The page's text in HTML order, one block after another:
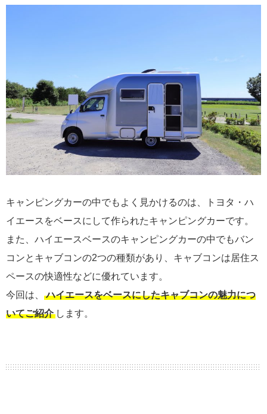
キャンピングカーの中でもよく見かけるのは、トヨタ・ハ
イエースをベースにして作られたキャンピングカーです。
また、ハイエースベースのキャンピングカーの中でもバン
コンとキャブコンの2つの種類があり、キャブコンは居住ス
ペースの快適性などに優れています。
今回は、
ハイエースをベースにしたキャブコンの魅力につ
いてご紹介 します。